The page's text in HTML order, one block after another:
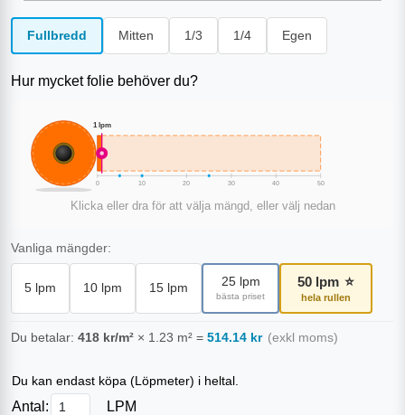
Fullbredd Mitten 1/3 1/4 Egen
Hur mycket folie behöver du?
1 lpm
0 10 20 30 40 50
Klicka eller dra för att välja mängd, eller välj nedan
Vanliga mängder:
5 lpm 10 lpm 15 lpm 25lpm
bästa priset
50 lpm ⭐
hela rullen
Du betalar: 418 kr/m² × 1.23 m² = 514.14 kr (exkl moms)
Du kan endast köpa (Löpmeter) i heltal.
Antal: LPM